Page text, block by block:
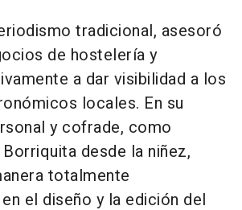
tradicional, asesoró
de hostelería y
a dar visibilidad a los
locales. En su
y cofrade, como
desde la niñez,
totalmente
el diseño y la edición del